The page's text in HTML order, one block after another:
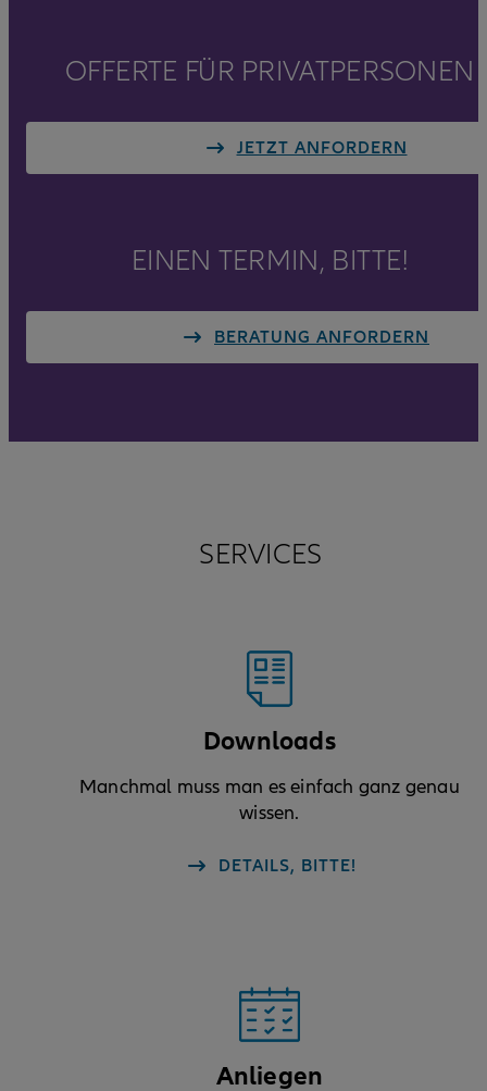
OFFERTE FÜR PRIVATPERSONEN
JETZT ANFORDERN
EINEN TERMIN, BITTE!
BERATUNG ANFORDERN
SERVICES
Downloads
Manchmal muss man es einfach ganz genau
wissen.
DETAILS, BITTE!
Anliegen